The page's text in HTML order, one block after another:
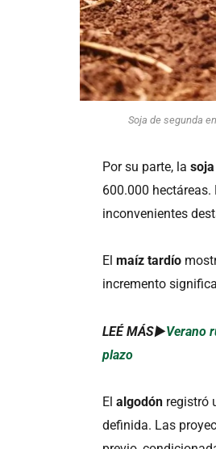
Soja de segunda
Por su parte, la
600.000
inconvenientes
Elmaíz tardío
incremento
LEÉ MÁS►Verano
plazo
Elalgodón registró
definida. Las